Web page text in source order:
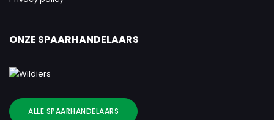
ONZE SPAARHANDELAARS
ALLE SPAARHANDELAARS